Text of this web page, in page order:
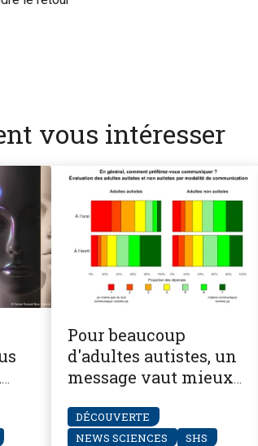
vous intéresser
Pour beaucoup
d'adultes autistes, un
message vaut mieux
DÉCOUVERTE
NEWS SCIENCES
SHS